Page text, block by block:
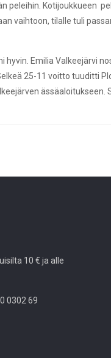
peleihin. Kotijoukkueen
vaihtoon, tilalle tuli
Emilia Valkeejärvi
25-11 voitto tuuditti
ässäaloitukseen.
10 € ja alle
0302 69